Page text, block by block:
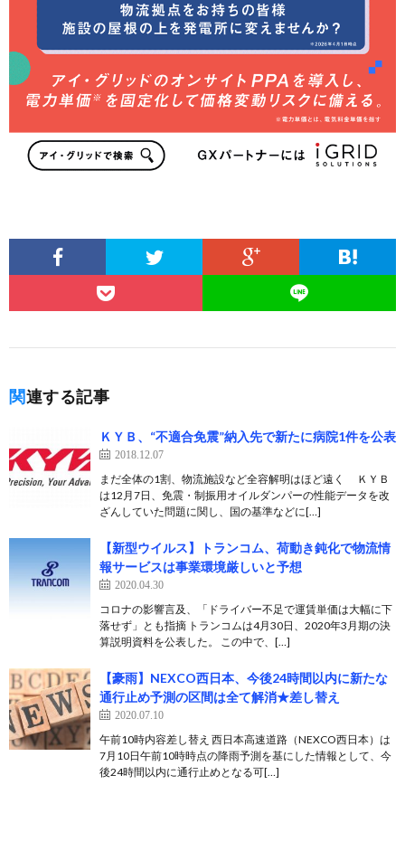
関連する記事
ＫＹＢ、“不適合免震”納入先で新たに病院1件を公表
2018.12.07
まだ全体の1割、物流施設など全容解明はほど遠く ＫＹＢ
は12月7日、免震・制振用オイルダンパーの性能データを改
ざんしていた問題に関し、国の基準などに[…]
【新型ウイルス】トランコム、荷動き鈍化で物流情
報サービスは事業環境厳しいと予想
2020.04.30
コロナの影響言及、「ドライバー不足で運賃単価は大幅に下
落せず」とも指摘 トランコムは4月30日、2020年3月期の決
算説明資料を公表した。 この中で、[…]
【豪雨】NEXCO西日本、今後24時間以内に新たな
通行止め予測の区間は全て解消★差し替え
2020.07.10
午前10時内容差し替え 西日本高速道路（NEXCO西日本）は
7月10日午前10時時点の降雨予測を基にした情報として、今
後24時間以内に通行止めとなる可[…]